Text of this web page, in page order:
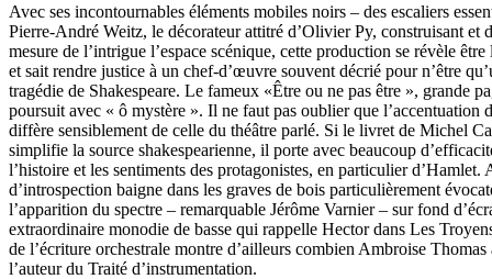
Avec ses incontournables éléments mobiles noirs – des escaliers
Pierre-André Weitz, le décorateur attitré d’Olivier Py, construisant et
mesure de l’intrigue l’espace scénique, cette production se révèle être
et sait rendre justice à un chef-d’œuvre souvent décrié pour n’être
tragédie de Shakespeare. Le fameux «Être ou ne pas être », grande
poursuit avec « ô mystère ». Il ne faut pas oublier que l’accentuation
diffère sensiblement de celle du théâtre parlé. Si le livret de Michel
simplifie la source shakespearienne, il porte avec beaucoup
l’histoire et les sentiments des protagonistes, en particulier d’Hamlet.
d’introspection baigne dans les graves de bois particulièrement
l’apparition du spectre – remarquable Jérôme Varnier – sur fond
extraordinaire monodie de basse qui rappelle Hector dans Les
de l’écriture orchestrale montre d’ailleurs combien Ambroise
l’auteur du Traité d’instrumentation.